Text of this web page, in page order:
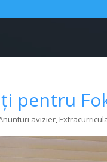
pentru
avizier,